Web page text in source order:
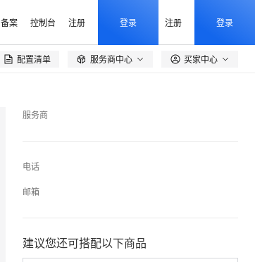
备案 控制台 注册 登录 注册 登录
配置清单  服务商中心 买家中心
服务商
电话
邮箱
建议您还可搭配以下商品